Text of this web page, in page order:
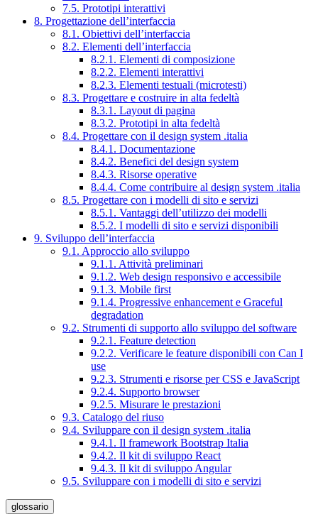
7.5. Prototipi interattivi
8. Progettazione dell’interfaccia
8.1. Obiettivi dell’interfaccia
8.2. Elementi dell’interfaccia
8.2.1. Elementi di composizione
8.2.2. Elementi interattivi
8.2.3. Elementi testuali (microtesti)
8.3. Progettare e costruire in alta fedeltà
8.3.1. Layout di pagina
8.3.2. Prototipi in alta fedeltà
8.4. Progettare con il design system .italia
8.4.1. Documentazione
8.4.2. Benefici del design system
8.4.3. Risorse operative
8.4.4. Come contribuire al design system .italia
8.5. Progettare con i modelli di sito e servizi
8.5.1. Vantaggi dell’utilizzo dei modelli
8.5.2. I modelli di sito e servizi disponibili
9. Sviluppo dell’interfaccia
9.1. Approccio allo sviluppo
9.1.1. Attività preliminari
9.1.2. Web design responsivo e accessibile
9.1.3. Mobile first
9.1.4. Progressive enhancement e Graceful
degradation
9.2. Strumenti di supporto allo sviluppo del software
9.2.1. Feature detection
9.2.2. Verificare le feature disponibili con Can I
use
9.2.3. Strumenti e risorse per CSS e JavaScript
9.2.4. Supporto browser
9.2.5. Misurare le prestazioni
9.3. Catalogo del riuso
9.4. Sviluppare con il design system .italia
9.4.1. Il framework Bootstrap Italia
9.4.2. Il kit di sviluppo React
9.4.3. Il kit di sviluppo Angular
9.5. Sviluppare con i modelli di sito e servizi
glossario